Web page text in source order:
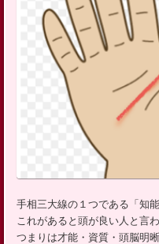
手相三大線の１つである「知能
これがあると頭が良い人と言
つまりは才能・資質・頭脳明